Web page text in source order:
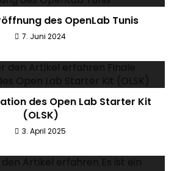
des OpenLab Tunis
7. Juni 2024
des Open Lab Starter Kit
(OLSK)
3. April 2025